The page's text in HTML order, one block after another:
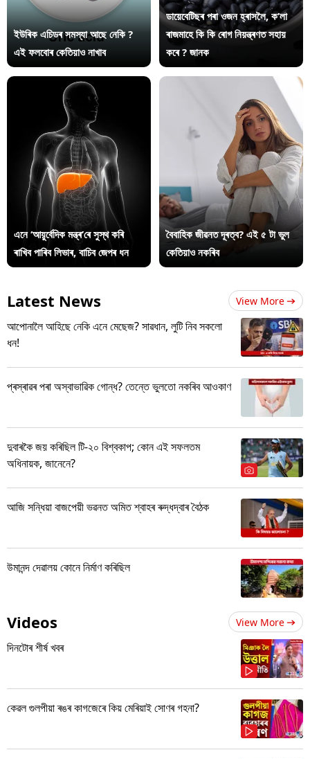
ইউৰিক এচিডৰ সমস্যা আছে নেকি ?
এই ফলবোৰ কেতিয়াও নাখাব
ডায়েবেটিছৰ পৰা ওজন হ্ৰাসলৈ, ক’লা
ৰাজমাহে কি কি ৰোগ নিয়ন্ত্ৰণত সহায়
কৰে ? জানক
এনে ‘আয়ুৰ্বেদিক মন্ত্ৰ’ৰে সুস্থ কৰি
ৰাখিব পাৰিব লিভাৰ, বাচিব জেপৰ ধন
বৈবাহিক জীৱনত দূৰত্ব? এই ৫ টা ভুল
কেতিয়াও নকৰিব
Latest News View More
আপোনালৈ আহিছে নেকি এনে মেছেজ? সাৱধান, লুটি নিব সকলো
ধন!
প্ৰস্ৰাৱৰ পৰা অস্বাভাৱিক গোন্ধ? তেন্তে ভুলতো নকৰিব আওকাণ
দুবাৰকৈ জয় কৰিছিল টি-২০ বিশ্বকাপ; কোন এই সফলতম
অধিনায়ক, জানেনে?
আজি সন্ধিয়া বাজপেয়ী ভৱনত অমিত শ্বাহৰ ৰুদ্ধদ্বাৰ বৈঠক
উমানন্দ দেৱালয় কোনে নিৰ্মাণ কৰিছিল
Videos View More
দিনটোৰ শীৰ্ষ খবৰ
কেৱল গুলপীয়া ৰঙৰ কাগজেৰে কিয় মেৰিয়াই সোণৰ গহনা?